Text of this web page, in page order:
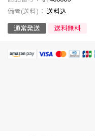
送料込
通常発送 送料無料